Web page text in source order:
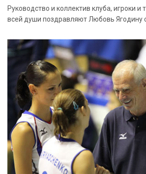
Руководство и коллектив клуба, игроки
всей души поздравляют Любовь Ягодину